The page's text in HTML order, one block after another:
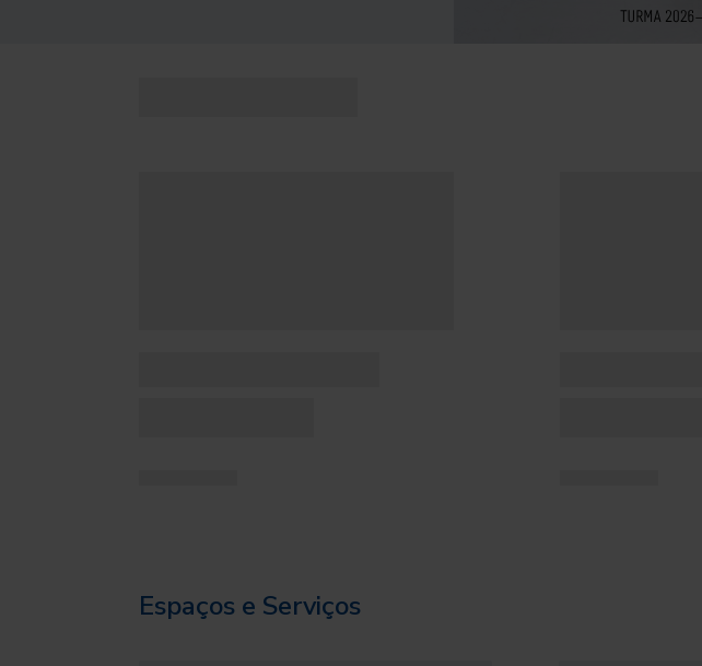
Espaços e Serviços